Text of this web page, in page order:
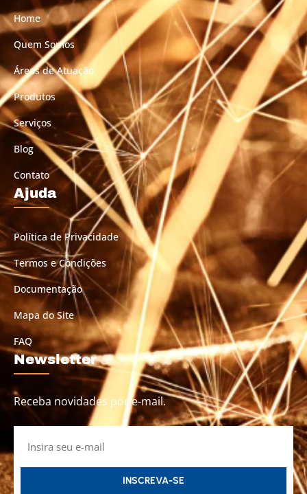
Home
Quem Somos
Áreas de Atuação
Produtos
Serviços
Blog
Contato
Ajuda
Política de Privacidade
Termos e Condições
Documentação
Mapa do Site
FAQ
Newsletter
Receba novidades por e-mail.
INSCREVA-SE